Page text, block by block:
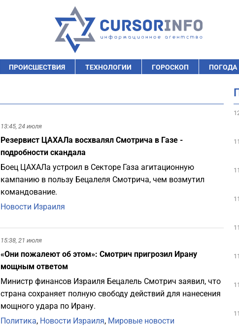
ПРОИСШЕСТВИЯ ТЕХНОЛОГИИ ГОРОСКОП ПОГОДА
13:45, 24 июля
Резервист ЦАХАЛа восхвалял Смотрича в Газе -
подробности скандала
Боец ЦАХАЛа устроил в Секторе Газа агитационную
кампанию в пользу Бецалеля Смотрича, чем возмутил
командование.
Новости Израиля
15:38, 21 июля
«Они пожалеют об этом»: Смотрич пригрозил Ирану
мощным ответом
Министр финансов Израиля Бецалель Смотрич заявил, что
страна сохраняет полную свободу действий для нанесения
мощного удара по Ирану.
Политика, Новости Израиля, Мировые новости